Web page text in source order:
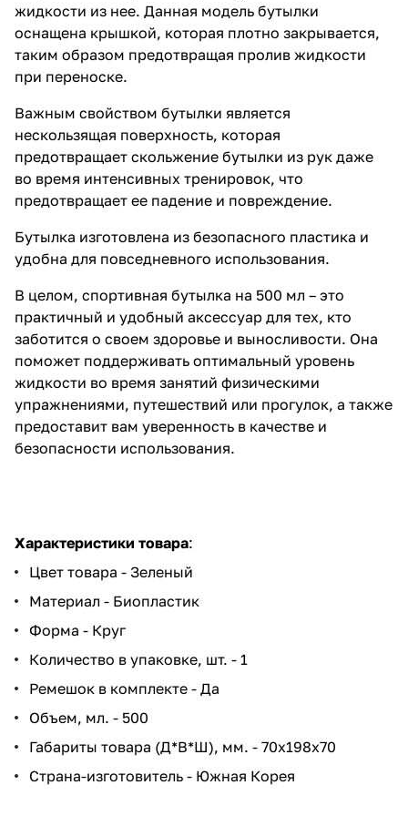
жидкости из нее. Данная модель бутылки
оснащена крышкой, которая плотно закрывается,
таким образом предотвращая пролив жидкости
при переноске.
Важным свойством бутылки является
нескользящая поверхность, которая
предотвращает скольжение бутылки из рук даже
во время интенсивных тренировок, что
предотвращает ее падение и повреждение.
Бутылка изготовлена из безопасного пластика и
удобна для повседневного использования.
В целом, спортивная бутылка на 500 мл – это
практичный и удобный аксессуар для тех, кто
заботится о своем здоровье и выносливости. Она
поможет поддерживать оптимальный уровень
жидкости во время занятий физическими
упражнениями, путешествий или прогулок, а также
предоставит вам уверенность в качестве и
безопасности использования.
Характеристики товара:
Цвет товара - Зеленый
Материал - Биопластик
Форма - Круг
Количество в упаковке, шт. - 1
Ремешок в комплекте - Да
Объем, мл. - 500
Габариты товара (Д*В*Ш), мм. - 70x198x70
Страна-изготовитель - Южная Корея